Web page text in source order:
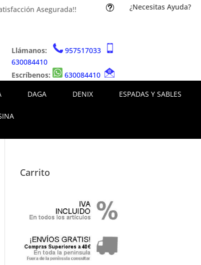
Asegurada!! t ¿Necesitas Ayuda?
Llámanos:
957517033
630084410
Escríbenos:
630084410
DAGA DENIX ESPADAS Y SABLES
Carrito